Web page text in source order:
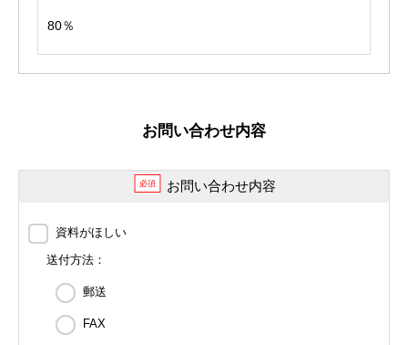
80％
お問い合わせ内容
必須 お問い合わせ内容
資料がほしい
送付方法：
郵送
FAX